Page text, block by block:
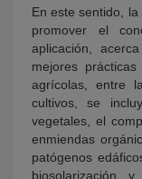
En este sentido,
promover el
aplicación,
mejores
agrícolas, entre
cultivos, se
vegetales, el
enmiendas
patógenos
biosolarización,